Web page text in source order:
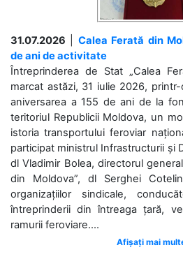
31.07.2026
Calea Ferată din
de ani de activitate
Întreprinderea de Stat „Calea
marcat astăzi, 31 iulie 2026,
aniversarea a 155 de ani de la
teritoriul Republicii Moldova, un
istoria transportului feroviar
participat ministrul Infrastructurii și
dl Vladimir Bolea, directorul
din Moldova”, dl Serghei
organizațiilor sindicale,
întreprinderii din întreaga țară,
ramurii feroviare....
Afișați mai